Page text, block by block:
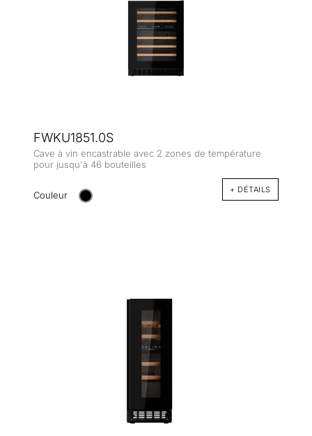
FWKU1851.0S
Cave à vin encastrable avec 2 zones de température
pour jusqu'à 46 bouteilles
Couleur + DÉTAILS